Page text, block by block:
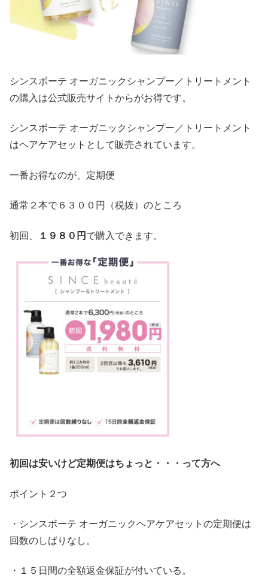
シンスボーテ オーガニックシャンプー／トリートメント
の購入は公式販売サイトからがお得です。
シンスボーテ オーガニックシャンプー／トリートメント
はヘアケアセットとして販売されています。
一番お得なのが、定期便
通常２本で６３００円（税抜）のところ
初回、 １９８０円で購入できます。
初回は安いけど定期便はちょっと・・・って方へ
ポイント２つ
・シンスボーテ オーガニックヘアケアセットの定期便は
回数のしばりなし。
・１５日間の全額返金保証が付いている。